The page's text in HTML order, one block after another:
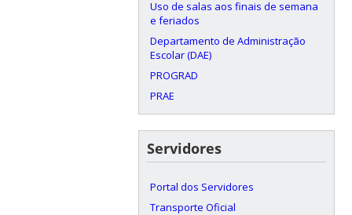
Uso de salas aos finais de semana
e feriados
Departamento de Administração
Escolar (DAE)
PROGRAD
PRAE
Servidores
Portal dos Servidores
Transporte Oficial